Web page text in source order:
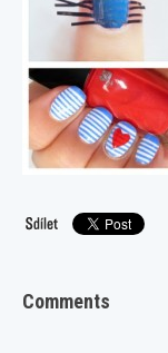
Comments